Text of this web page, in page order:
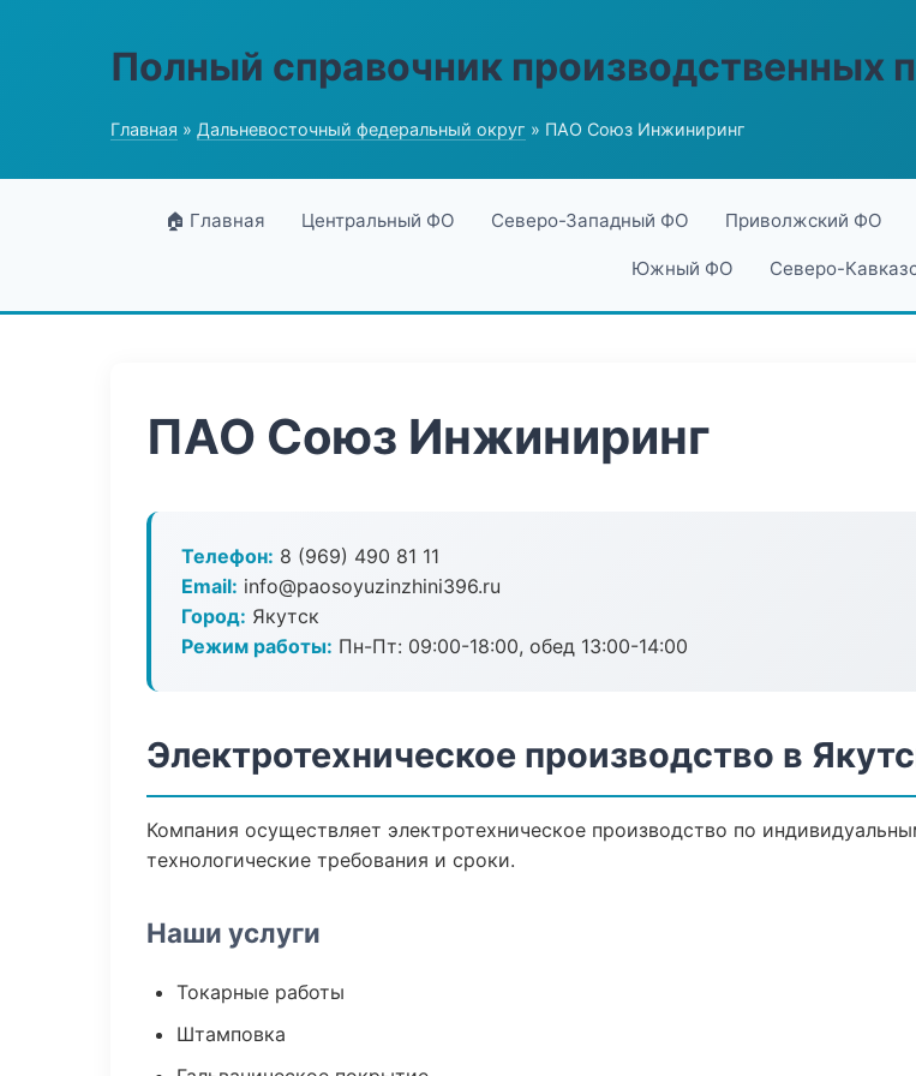
Полный справочник производственных
Главная » Дальневосточный федеральный округ » ПАО Союз Инжиниринг
🏠 Главная Центральный ФО Северо-Западный ФО Приволжский ФО
Южный ФО Северо-
ПАО Союз Инжиниринг
Телефон: 8 (969) 490 81 11
Email: info@paosoyuzinzhini396.ru
Город: Якутск
Режим работы: Пн-Пт: 09:00-18:00, обед 13:00-14:00
Электротехническое производство в
Компания осуществляет электротехническое производство по
технологические требования и сроки.
Наши услуги
Токарные работы
Штамповка